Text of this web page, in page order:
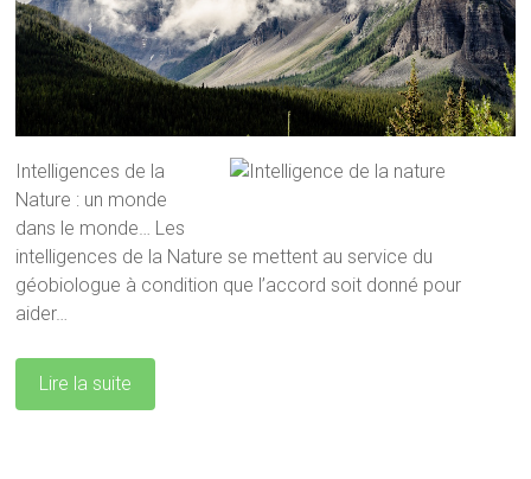
Intelligences de la
Nature : un monde
dans le monde… Les
intelligences de la Nature se mettent au service du
géobiologue à condition que l’accord soit donné pour
aider…
Lire la suite